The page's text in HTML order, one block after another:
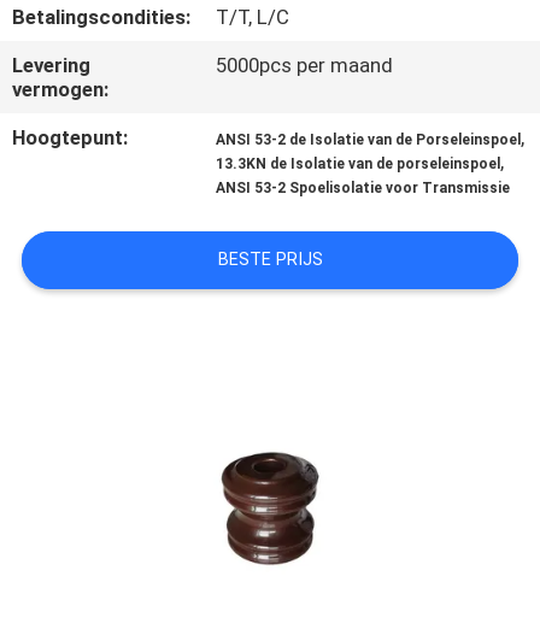
SITEMAP
POLICY
Betalingscondities:
T/T, L/C
Levering
vermogen:
5000pcs per maand
Hoogtepunt: ANSI 53-2 de Isolatie van de Porseleinspoel ,
13.3KN de Isolatie van de porseleinspoel ,
ANSI 53-2 Spoelisolatie voor Transmissie
BESTE PRIJS